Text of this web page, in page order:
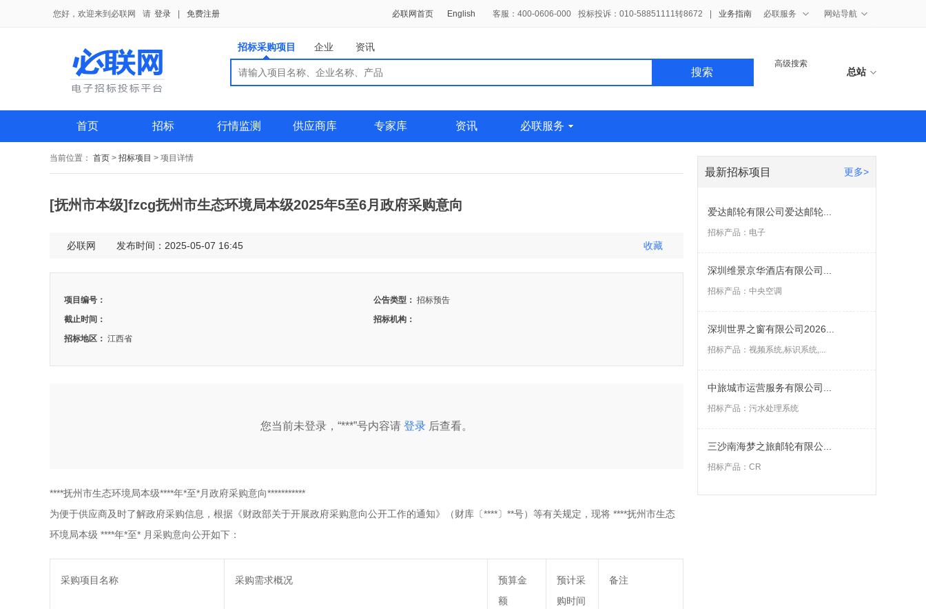
必联网首页 English 客服：400-0606-000 投标投诉：010-58851111转8672 业务指南 必联服务 网站导航
您好，欢迎来到必联网 请 登录 免费注册
招标采购项目 企业 资讯
搜索
高级搜索
总站
首页 招标 行情监测 供应商库 专家库 资讯 必联服务
当前位置： 首页 > 招标项目 > 项目详情
[抚州市本级]fzcg抚州市生态环境局本级2025年5至6月政府采购意向
必联网 发布时间：2025-05-07 16:45 收藏
项目编号： 公告类型： 招标预告
截止时间：
招标机构：
招标地区： 江西省
您当前未登录，“***”号内容请 登录 后查看。
****抚州市生态环境局本级****年*至*月政府采购意向***********
为便于供应商及时了解政府采购信息，根据《财政部关于开展政府采购意向公开工作的通知》（财库〔****〕**号）等有关规定，现将 ****抚州市生态
环境局本级 ****年*至* 月采购意向公开如下：
采购项目名称 采购需求概况
预算金
额
预计采
购时间
备注
最新招标项目 更多>
爱达邮轮有限公司爱达邮轮...
招标产品： 电子
深圳维景京华酒店有限公司...
招标产品： 中央空调
深圳世界之窗有限公司2026...
招标产品： 视频系统,标识系统,...
中旅城市运营服务有限公司...
招标产品： 污水处理系统
三沙南海梦之旅邮轮有限公...
招标产品： CR